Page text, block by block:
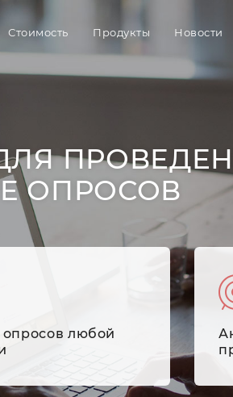
Стоимость Продукты Новости
ОПРОСОВ
опросов любой